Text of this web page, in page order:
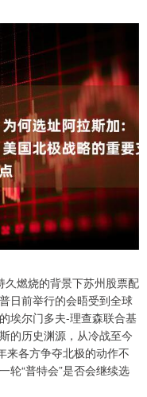
久燃烧的背景下苏州股票配
日前举行的会晤受到全球
埃尔门多夫-理查森联合基
的历史渊源，从冷战至今
来各方争夺北极的动作不
轮“普特会”是否会继续选